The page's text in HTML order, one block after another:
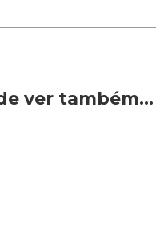
ver também…